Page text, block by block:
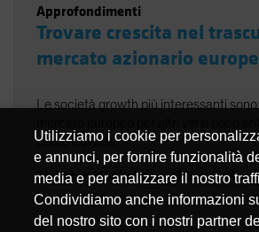
Approfondimenti
Trovare crescita nel
mercato azionario
Le società growth più interessanti
come trovarle.
Thorsten Winkelmann, Marcus
marzo 2024
Utilizziamo i cookie per
e annunci, per fornire funzionalità
media e per analizzare il nostro
Condividiamo anche informazioni
del nostro sito con i nostri partner